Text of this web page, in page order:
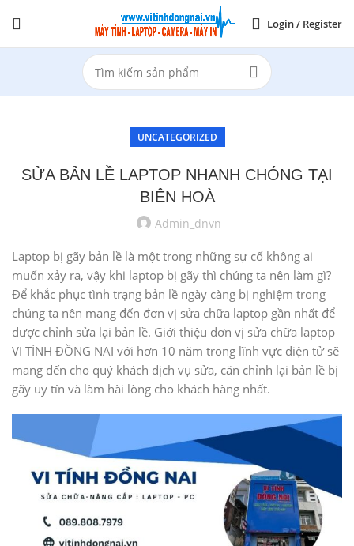
Login / Register
UNCATEGORIZED
SỬA BẢN LỀ LAPTOP NHANH CHÓNG TẠI
BIÊN HOÀ
Admin_dnvn
Laptop bị gãy bản lề là một trong những sự cố không ai
muốn xảy ra, vậy khi laptop bị gãy thì chúng ta nên làm gì?
Để khắc phục tình trạng bản lề ngày càng bị nghiệm trong
chúng ta nên mang đến đơn vị sửa chữa laptop gần nhất để
được chỉnh sửa lại bản lề. Giới thiệu đơn vị sửa chữa laptop
VI TÍNH ĐỒNG NAI với hơn 10 năm trong lĩnh vực điện tử sẽ
mang đến cho quý khách dịch vụ sửa, căn chỉnh lại bản lề bị
gãy uy tín và làm hài lòng cho khách hàng nhất.